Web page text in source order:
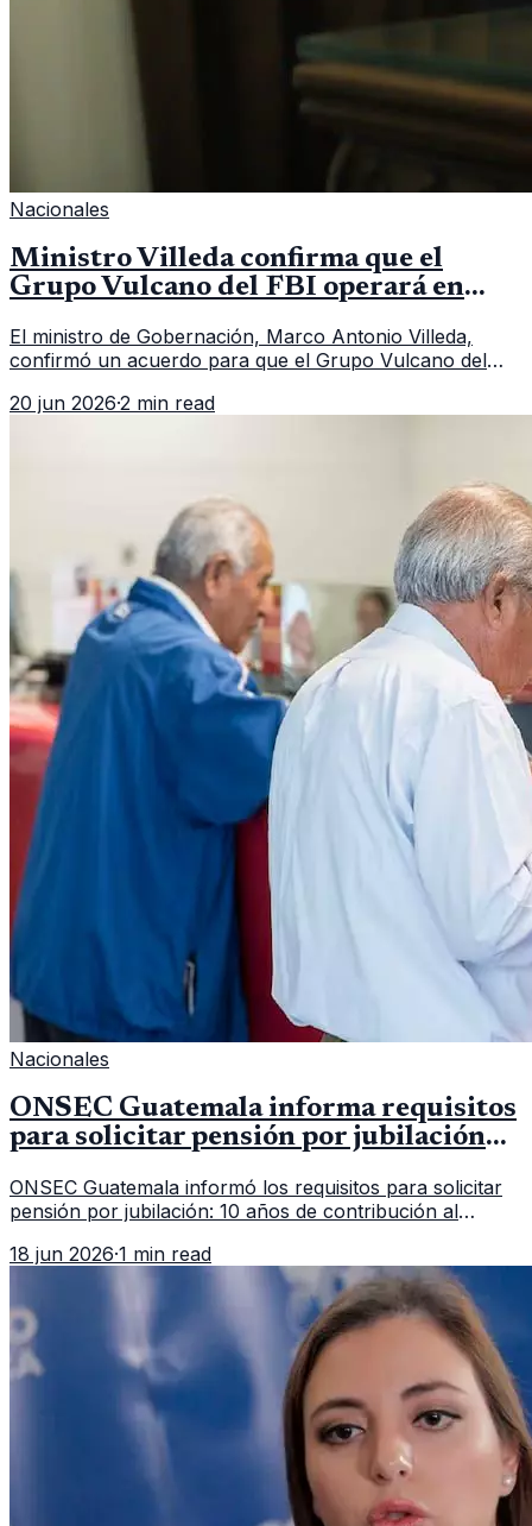
Nacionales
Ministro Villeda confirma que el
Grupo Vulcano del FBI operará en
El ministro de Gobernación, Marco Antonio Villeda,
confirmó un acuerdo para que el Grupo Vulcano del
fallido con la administración anterior del Ministerio
20 jun 2026·2 min read
Nacionales
ONSEC Guatemala informa requisitos
para solicitar pensión por jubilación
ONSEC Guatemala informó los requisitos para solicitar
pensión por jubilación: 10 años de contribución al
importar edad.
18 jun 2026·1 min read